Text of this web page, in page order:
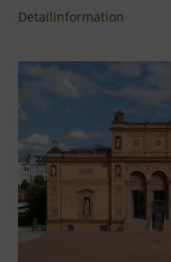
Detailinformation